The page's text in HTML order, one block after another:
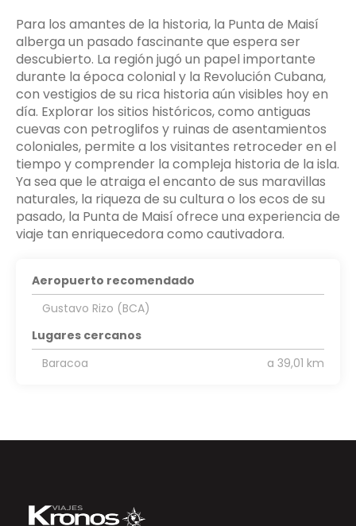
Para los amantes de la historia, la Punta de Maisí
alberga un pasado fascinante que espera ser
descubierto. La región jugó un papel importante
durante la época colonial y la Revolución Cubana,
con vestigios de su rica historia aún visibles hoy en
día. Explorar los sitios históricos, como antiguas
cuevas con petroglifos y ruinas de asentamientos
coloniales, permite a los visitantes retroceder en el
tiempo y comprender la compleja historia de la isla.
Ya sea que le atraiga el encanto de sus maravillas
naturales, la riqueza de su cultura o los ecos de su
pasado, la Punta de Maisí ofrece una experiencia de
viaje tan enriquecedora como cautivadora.
Aeropuerto recomendado
Gustavo Rizo (BCA)
Lugares cercanos
Baracoa
a 39,01 km